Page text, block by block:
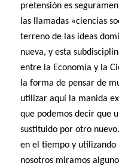
pretensión es
las llamadas «ciencias
terreno de las ideas
nueva, y esta
entre la Economía y la
la forma de pensar de
utilizar aquí la manida
que podemos decir que
sustituido por otro
en el tiempo y utilizando
nosotros miramos